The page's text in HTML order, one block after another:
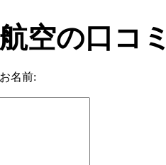
空の口コ
お名前: